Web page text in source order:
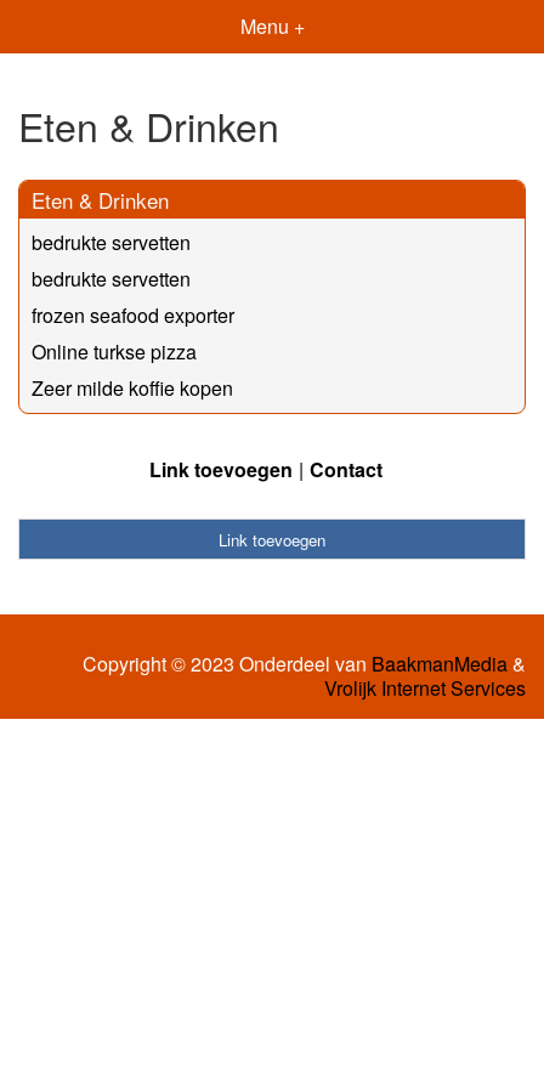
Menu +
Eten & Drinken
Eten & Drinken
bedrukte servetten
bedrukte servetten
frozen seafood exporter
Online turkse pizza
Zeer milde koffie kopen
Link toevoegen Contact
Link toevoegen
Copyright © 2023 Onderdeel van BaakmanMedia&
Vrolijk Internet Services